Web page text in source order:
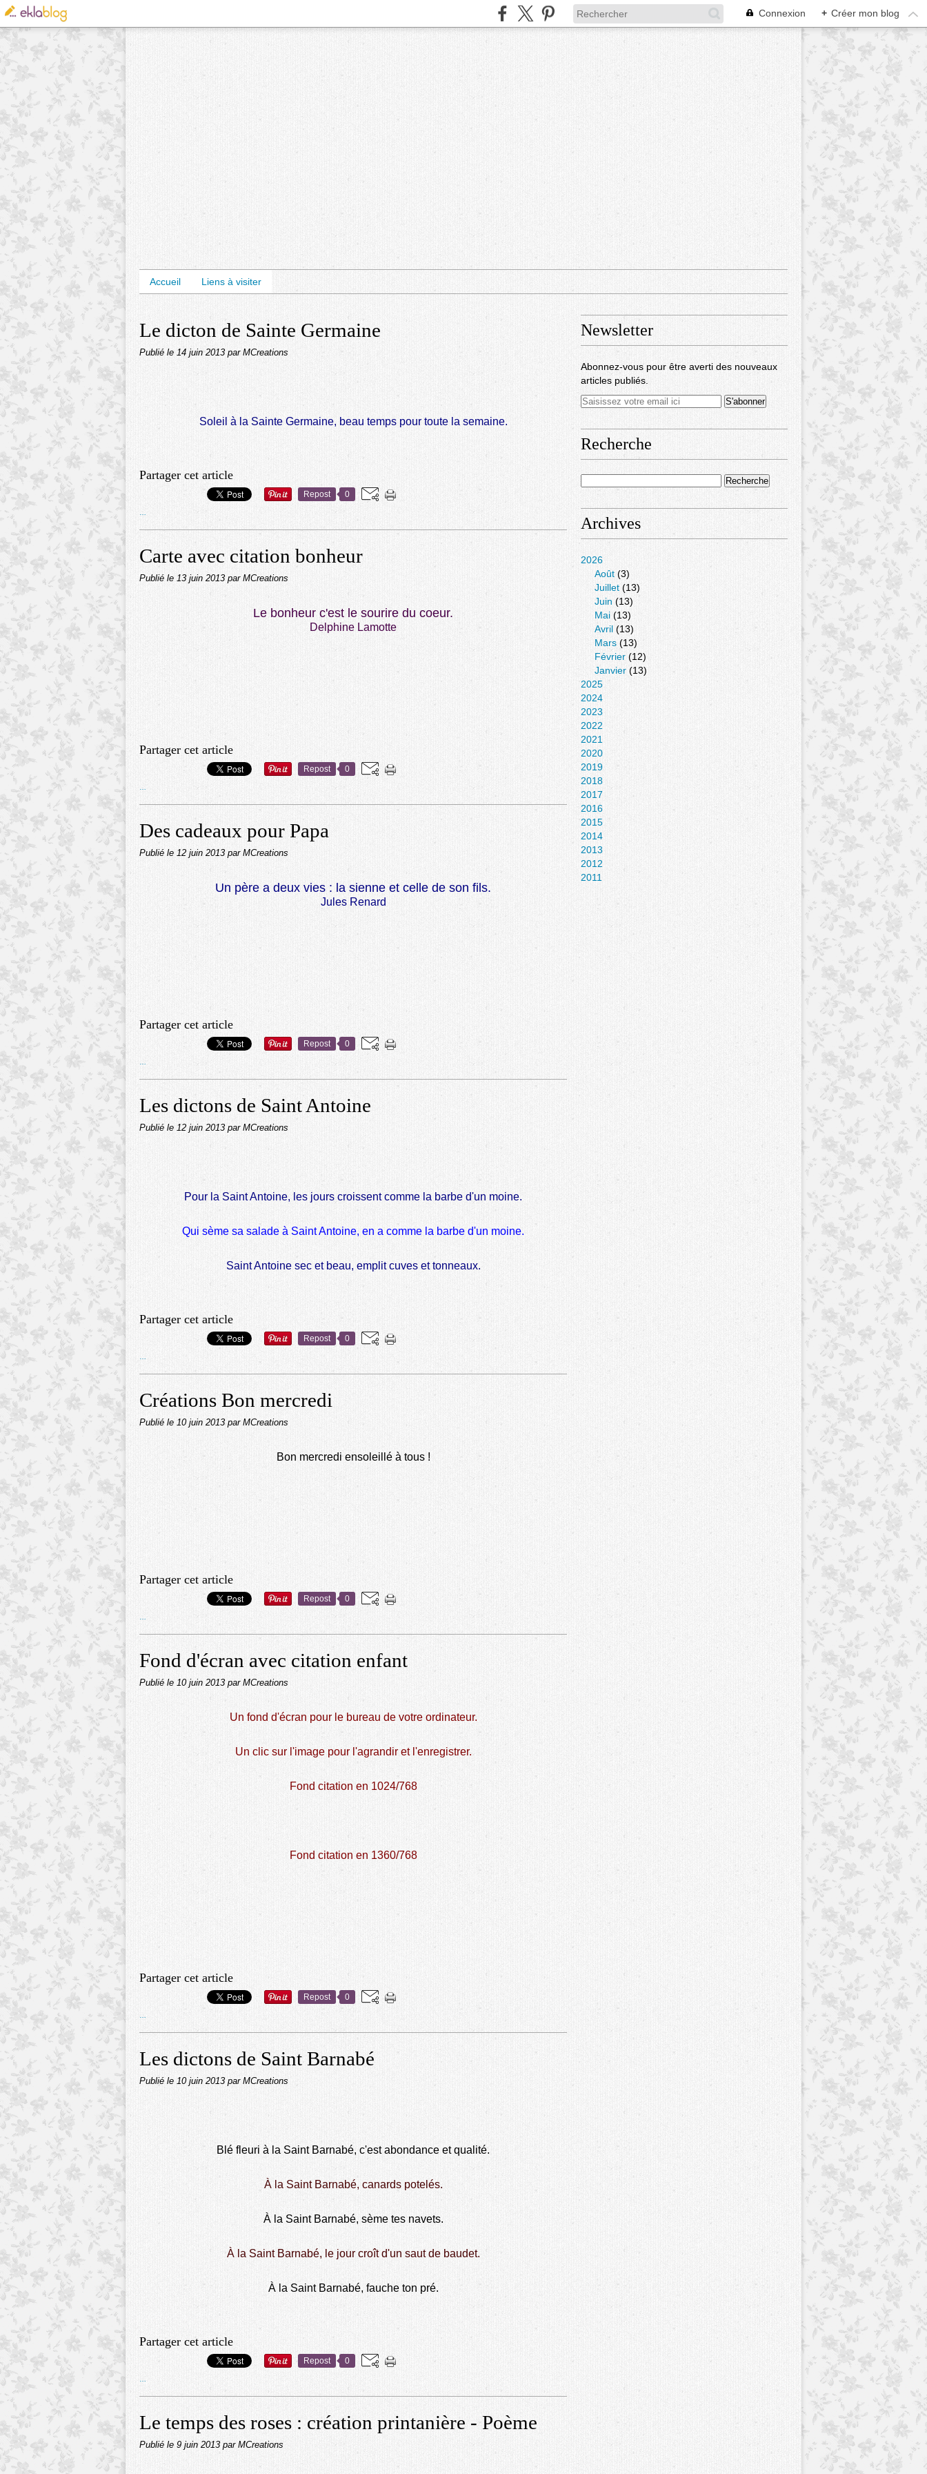
Connexion + Créer mon blog
Accueil Liens à visiter
Le dicton de Sainte Germaine
Publié le 14 juin 2013 par MCreations
Soleil à la Sainte Germaine, beau temps pour toute la semaine.
Partager cet article
Repost 0
Carte avec citation bonheur
Publié le 13 juin 2013 par MCreations
Le bonheur c'est le sourire du coeur.
Delphine Lamotte
Partager cet article
Repost 0
Des cadeaux pour Papa
Publié le 12 juin 2013 par MCreations
Un père a deux vies : la sienne et celle de son fils.
Jules Renard
Partager cet article
Repost 0
Les dictons de Saint Antoine
Publié le 12 juin 2013 par MCreations
Pour la Saint Antoine, les jours croissent comme la barbe d'un moine.
Qui sème sa salade à Saint Antoine, en a comme la barbe d'un moine.
Saint Antoine sec et beau, emplit cuves et tonneaux.
Partager cet article
Repost 0
Créations Bon mercredi
Publié le 10 juin 2013par MCreations
Bon mercredi ensoleillé à tous !
Partager cet article
Repost 0
Fond d'écran avec citation enfant
Publié le 10 juin 2013 par MCreations
Un fond d'écran pour le bureau de votre ordinateur.
Un clic sur l'image pour l'agrandir et l'enregistrer.
Fond citation en 1024/768
Fond citation en 1360/768
Partager cet article
Repost 0
Les dictons de Saint Barnabé
Publié le 10 juin 2013 par MCreations
Blé fleuri à la Saint Barnabé, c'est abondance et qualité.
À la Saint Barnabé, canards potelés.
À la Saint Barnabé, sème tes navets.
À la Saint Barnabé, le jour croît d'un saut de baudet.
À la Saint Barnabé, fauche ton pré.
Partager cet article
Repost 0
Le temps des roses : création printanière - Poème
Publié le 9 juin 2013 par MCreations
Newsletter
Abonnez-vous pour être averti des nouveaux
articles publiés.
Recherche
Archives
2026
Août (3)
Juillet (13)
Juin (13)
Mai (13)
Avril (13)
Mars (13)
Février (12)
Janvier (13)
2025
2024
2023
2022
2021
2020
2019
2018
2017
2016
2015
2014
2013
2012
2011